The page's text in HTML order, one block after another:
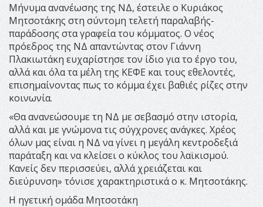
Μήνυμα ανανέωσης της ΝΔ, έστειλε ο Κυριάκος
Μητσοτάκης στη σύντομη τελετή παραλαβής-
παράδοσης στα γραφεία του κόμματος. Ο νέος
πρόεδρος της ΝΔ απαντώντας στον Γιάννη
Πλακιωτάκη ευχαρίστησε τον ίδιο για το έργο του,
αλλά και όλα τα μέλη της ΚΕΦΕ και τους εθελοντές,
επισημαίνοντας πως το κόμμα έχει βαθιές ρίζες στην
κοινωνία.
«Θα ανανεώσουμε τη ΝΔ με σεβασμό στην ιστορία,
αλλά και με γνώμονα τις σύγχρονες ανάγκες. Χρέος
όλων μας είναι η ΝΔ να γίνει η μεγάλη κεντροδεξιά
παράταξη και να κλείσει ο κύκλος του λαϊκισμού.
Κανείς δεν περισσεύει, αλλά χρειάζεται και
διεύρυνση» τόνισε χαρακτηριστικά ο κ. Μητσοτάκης.
Η ηγετική ομάδα Μητσοτάκη